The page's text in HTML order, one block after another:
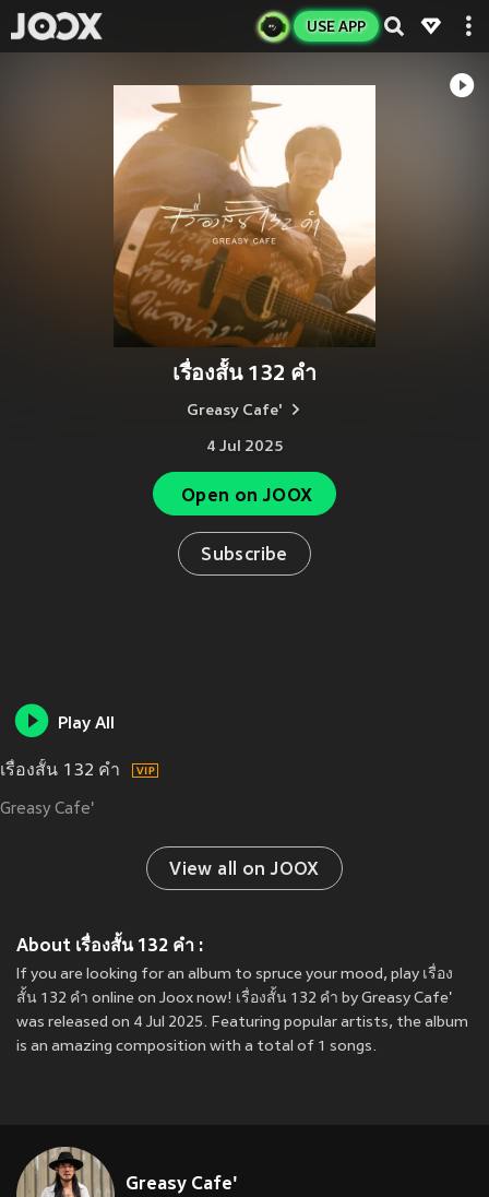
USE APP
เรื่องสั้น 132 คำ
Greasy Cafe'
4 Jul 2025
Open on JOOX
Subscribe
Play All
เรื่องสั้น 132 คำ
Greasy Cafe'
View all on JOOX
About เรื่องสั้น 132 คำ :
If you are looking for an album to spruce your mood, play เรื่อง
สั้น 132 คำ online on Joox now! เรื่องสั้น 132 คำ by Greasy Cafe'
was released on 4 Jul 2025. Featuring popular artists, the album
is an amazing composition with a total of 1 songs.
Greasy Cafe'